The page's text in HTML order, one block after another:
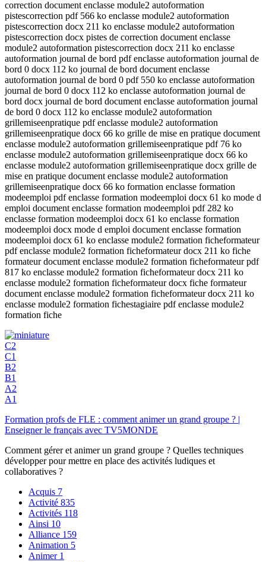
correction document enclasse module2 autoformation
pistescorrection pdf 566 ko enclasse module2 autoformation
pistescorrection docx 211 ko enclasse module2 autoformation
pistescorrection docx pistes de correction document enclasse
module2 autoformation pistescorrection docx 211 ko enclasse
autoformation journal de bord pdf enclasse autoformation journal de
bord 0 docx 112 ko journal de bord document enclasse
autoformation journal de bord 0 pdf 550 ko enclasse autoformation
journal de bord 0 docx 112 ko enclasse autoformation journal de
bord docx journal de bord document enclasse autoformation journal
de bord 0 docx 112 ko enclasse module2 autoformation
grillemiseenpratique pdf enclasse module2 autoformation
grillemiseenpratique docx 66 ko grille de mise en pratique document
enclasse module2 autoformation grillemiseenpratique pdf 76 ko
enclasse module2 autoformation grillemiseenpratique docx 66 ko
enclasse module2 autoformation grillemiseenpratique docx grille de
mise en pratique document enclasse module2 autoformation
grillemiseenpratique docx 66 ko formation enclasse formation
modeemploi pdf enclasse formation modeemploi docx 61 ko mode d
emploi document enclasse formation modeemploi pdf 282 ko
enclasse formation modeemploi docx 61 ko enclasse formation
modeemploi docx mode d emploi document enclasse formation
modeemploi docx 61 ko enclasse module2 formation ficheformateur
pdf enclasse module2 formation ficheformateur docx 211 ko fiche
formateur document enclasse module2 formation ficheformateur pdf
817 ko enclasse module2 formation ficheformateur docx 211 ko
enclasse module2 formation ficheformateur docx fiche formateur
document enclasse module2 formation ficheformateur docx 211 ko
enclasse module2 formation fichestagiaire pdf enclasse module2
formation fiche
C2
C1
B2
B1
A2
A1
Formation profs de FLE : comment animer un grand groupe ? |
Enseigner le français avec TV5MONDE
Comment gérer et animer un grand groupe ? Quelles techniques
développer pour mettre en place des activités ludiques et
collaboratives ?
Acquis 7
Activité 835
Activités 118
Ainsi 10
Alliance 159
Animation 5
Animer 1